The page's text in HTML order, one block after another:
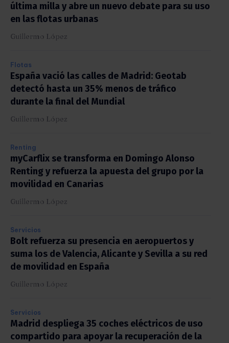
última milla y abre un nuevo debate para su uso
en las flotas urbanas
Guillermo López
Flotas
España vació las calles de Madrid: Geotab
detectó hasta un 35% menos de tráfico
durante la final del Mundial
Guillermo López
Renting
myCarflix se transforma en Domingo Alonso
Renting y refuerza la apuesta del grupo por la
movilidad en Canarias
Guillermo López
Servicios
Bolt refuerza su presencia en aeropuertos y
suma los de Valencia, Alicante y Sevilla a su red
de movilidad en España
Guillermo López
Servicios
Madrid despliega 35 coches eléctricos de uso
compartido para apoyar la recuperación de la